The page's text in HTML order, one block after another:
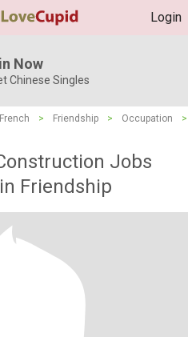
Login
Now
Chinese Singles
French > Friendship > Occupation
>
Jobs
Friendship